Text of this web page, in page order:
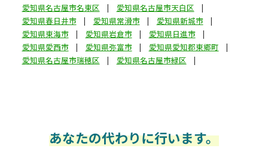
愛知県名古屋市名東区
愛知県名古屋市天白区
愛知県春日井市
愛知県常滑市
愛知県新城市
愛知県東海市
愛知県岩倉市
愛知県日進市
愛知県愛西市
愛知県弥富市
愛知県愛知郡東郷町
愛知県名古屋市瑞穂区
愛知県名古屋市緑区
あなたの代わりに行います。